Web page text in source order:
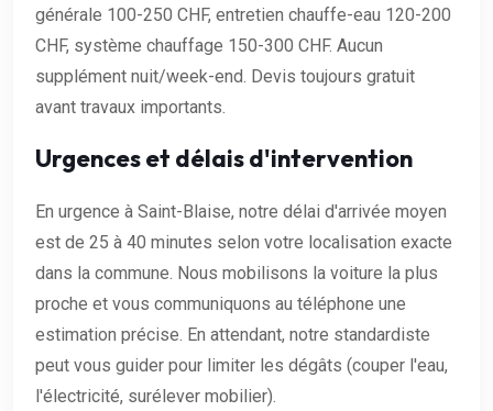
générale 100-250 CHF, entretien chauffe-eau 120-200
CHF, système chauffage 150-300 CHF. Aucun
supplément nuit/week-end. Devis toujours gratuit
avant travaux importants.
Urgences et délais d'intervention
En urgence à Saint-Blaise, notre délai d'arrivée moyen
est de 25 à 40 minutes selon votre localisation exacte
dans la commune. Nous mobilisons la voiture la plus
proche et vous communiquons au téléphone une
estimation précise. En attendant, notre standardiste
peut vous guider pour limiter les dégâts (couper l'eau,
l'électricité, surélever mobilier).